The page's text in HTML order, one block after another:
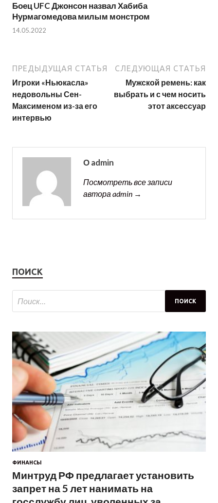
Боец UFC Джонсон назвал Хабиба
Нурмагомедова милым монстром
14.05.2022
ПРЕДЫДУЩАЯ СТАТЬЯ
Игроки «Ньюкасла»
недовольны Сен-
Максименом из-за его
интервью
СЛЕДУЮЩАЯ СТАТЬЯ
Мужской ремень: как
выбрать и с чем носить
этот аксессуар
О admin
Посмотреть все записи
автора admin →
ПОИСК
ФИНАНСЫ
Минтруд РФ предлагает установить
запрет на 5 лет нанимать на